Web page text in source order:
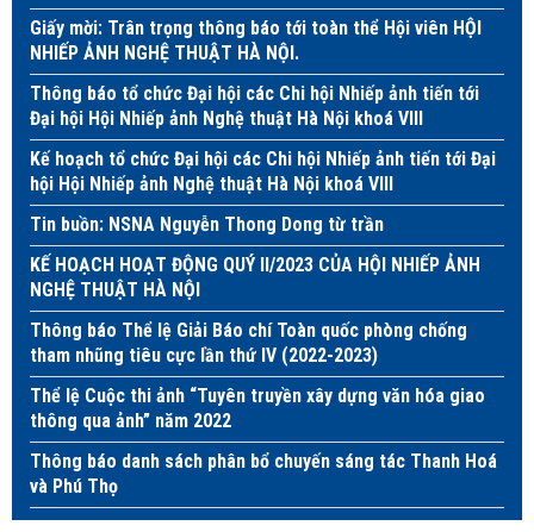
Giấy mời: Trân trọng thông báo tới toàn thể Hội viên HỘI
NHIẾP ẢNH NGHỆ THUẬT HÀ NỘI.
Thông báo tổ chức Đại hội các Chi hội Nhiếp ảnh tiến tới
Đại hội Hội Nhiếp ảnh Nghệ thuật Hà Nội khoá VIII
Kế hoạch tổ chức Đại hội các Chi hội Nhiếp ảnh tiến tới Đại
hội Hội Nhiếp ảnh Nghệ thuật Hà Nội khoá VIII
Tin buồn: NSNA Nguyễn Thong Dong từ trần
KẾ HOẠCH HOẠT ĐỘNG QUÝ II/2023 CỦA HỘI NHIẾP ẢNH
NGHỆ THUẬT HÀ NỘI
Thông báo Thể lệ Giải Báo chí Toàn quốc phòng chống
tham nhũng tiêu cực lần thứ IV (2022-2023)
Thể lệ Cuộc thi ảnh “Tuyên truyền xây dựng văn hóa giao
thông qua ảnh” năm 2022
Thông báo danh sách phân bổ chuyến sáng tác Thanh Hoá
và Phú Thọ